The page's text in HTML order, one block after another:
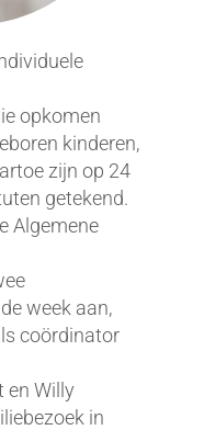
opkomen
kinderen,
zijn op 24
getekend.
Algemene
week aan,
coördinator
en Willy
in